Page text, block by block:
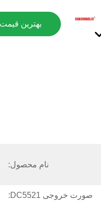
بهترین
نام محصول:
صورت خروجی DC5521: